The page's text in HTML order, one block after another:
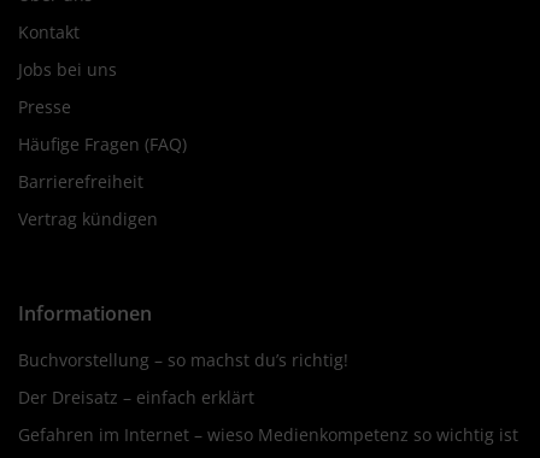
Kontakt
Jobs bei uns
Presse
Häufige Fragen (FAQ)
Barrierefreiheit
Vertrag kündigen
Informationen
Buchvorstellung – so machst du’s richtig!
Der Dreisatz – einfach erklärt
Gefahren im Internet – wieso Medienkompetenz so wichtig ist